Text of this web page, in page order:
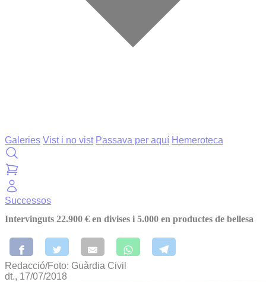
Galeries Vist i no vist Passava per aquí Hemeroteca
Successos
Intervinguts 22.900 € en divises i 5.000 en productes de bellesa
Redacció/Foto: Guàrdia Civil
dt., 17/07/2018